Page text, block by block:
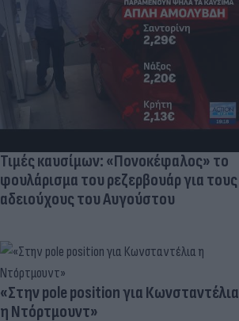
Τιμές καυσίμων: «Πονοκέφαλος» το
φουλάρισμα του ρεζερβουάρ για τους
αδειούχους του Αυγούστου
«Στην pole position για Κωνσταντέλια
η Ντόρτμουντ»